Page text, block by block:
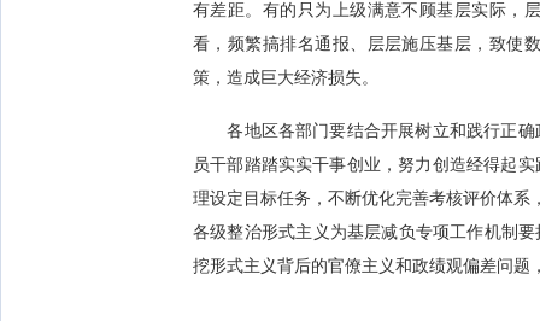
有差距。有的只为上级满意不顾基层实际，
看，频繁搞排名通报、层层施压基层，致使
策，造成巨大经济损失。
各地区各部门要结合开展树立和践行正确
员干部踏踏实实干事创业，努力创造经得起
理设定目标任务，不断优化完善考核评价体系
各级整治形式主义为基层减负专项工作机制
挖形式主义背后的官僚主义和政绩观偏差问题